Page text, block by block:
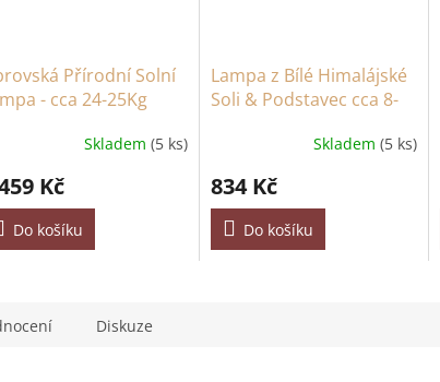
Přírodní Solní
- cca 24-25Kg
Skladem (5 ks)
Kč
Do košíku
Lampa z Bílé Himalájské
Soli & Podstavec cca 8-
Skladem(5 ks)
834 Kč
Do košíku
Diskuze